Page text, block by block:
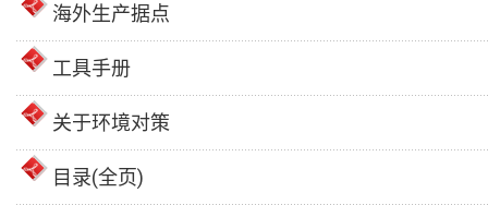
海外生产据点
工具手册
关于环境对策
目录(全页)